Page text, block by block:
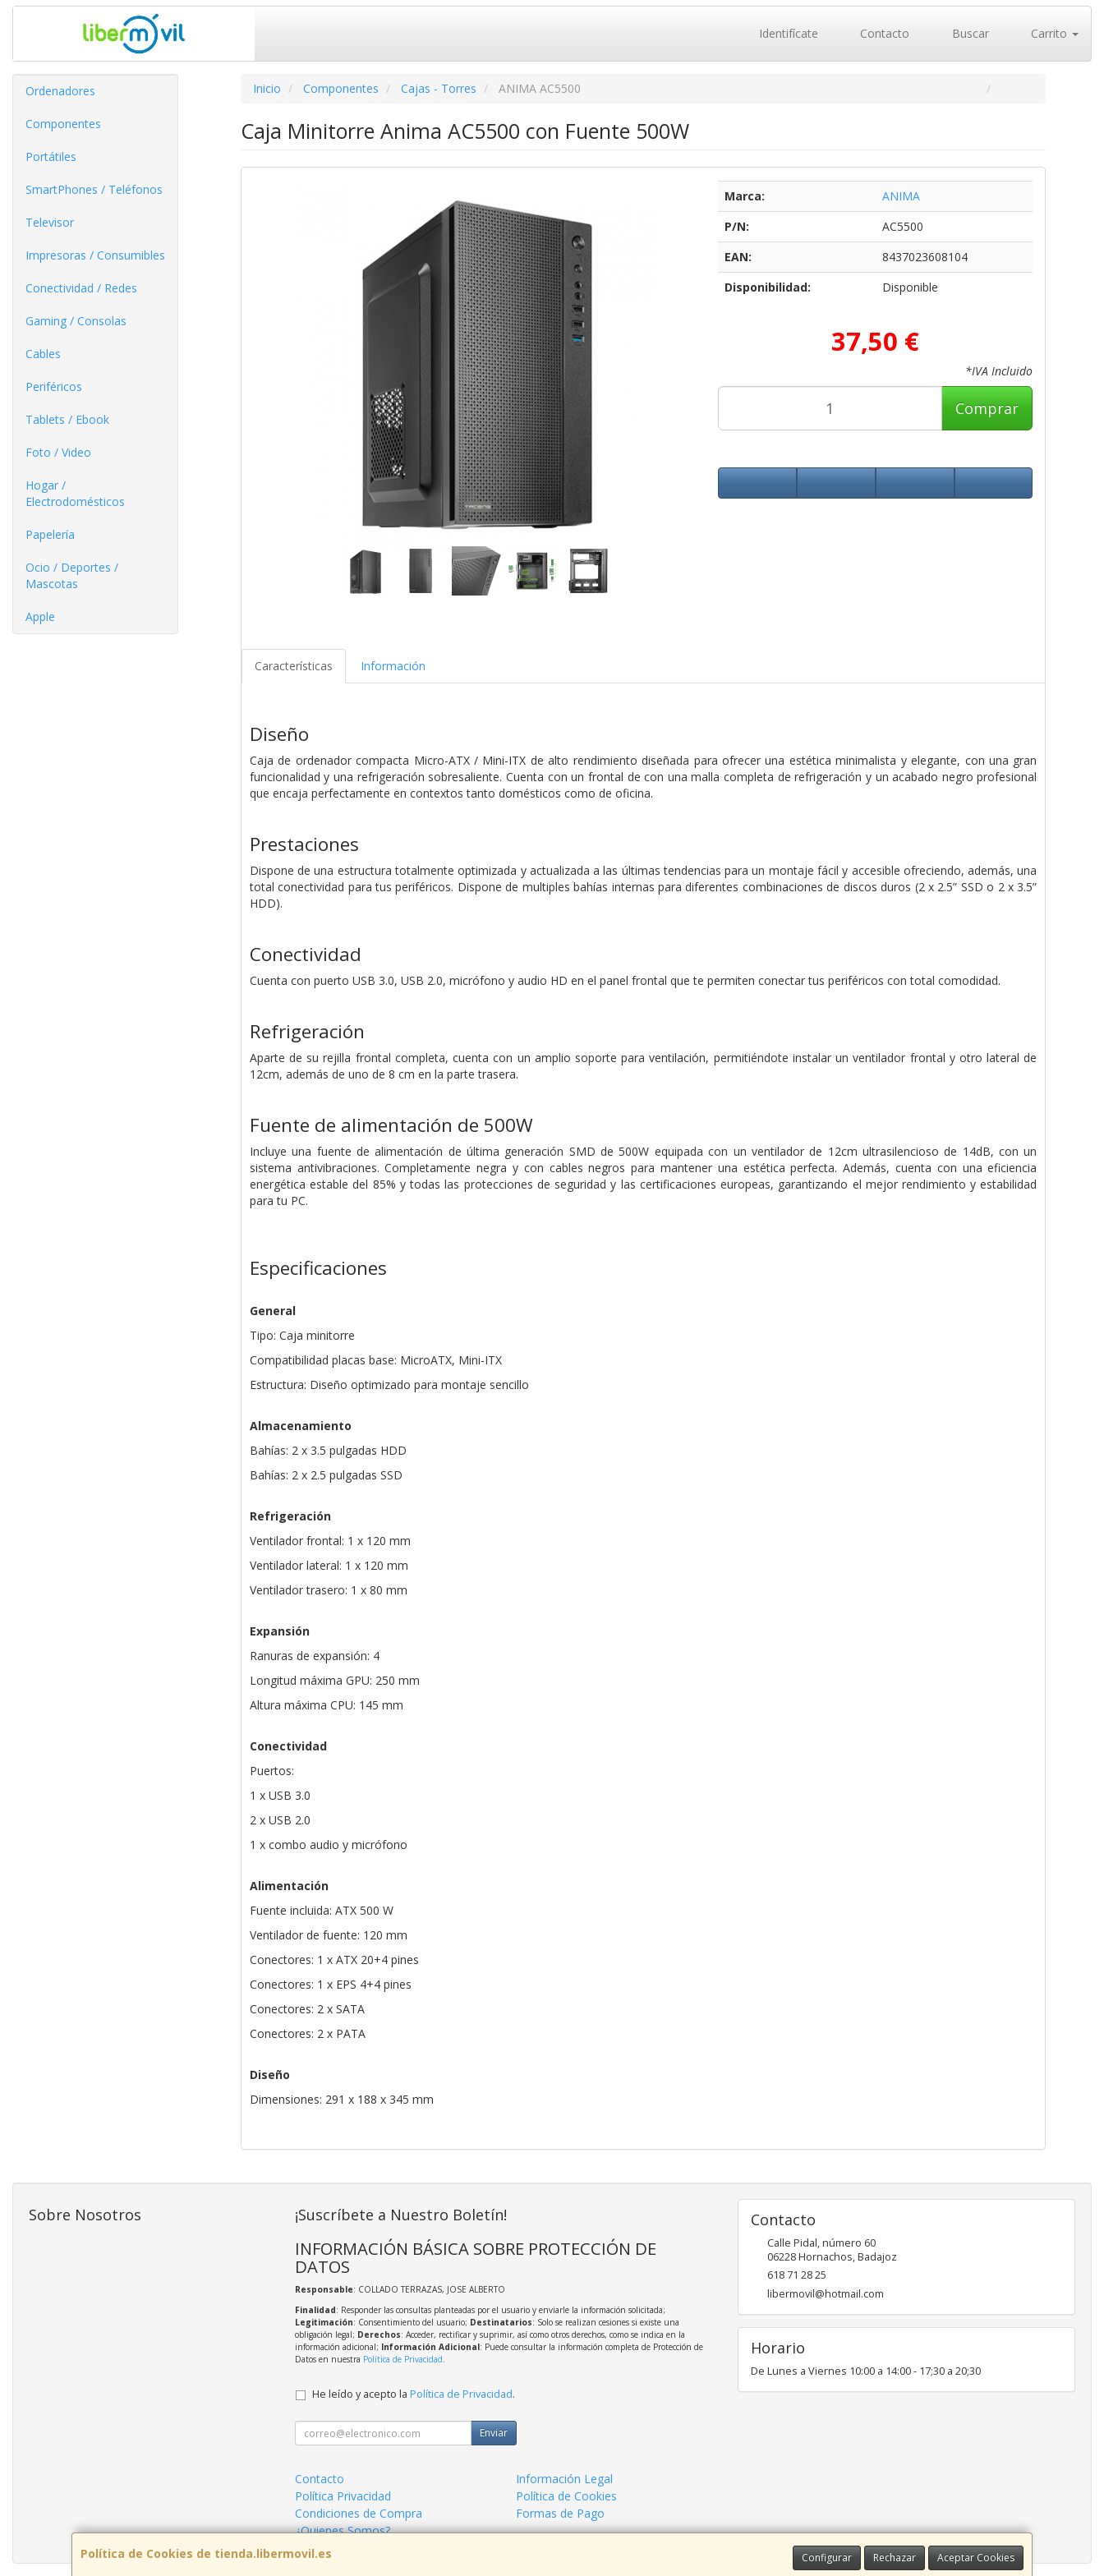
Identifícate Contacto Buscar Carrito
Ordenadores
Componentes
Portátiles
SmartPhones / Teléfonos
Televisor
Impresoras / Consumibles
Conectividad / Redes
Gaming / Consolas
Cables
Periféricos
Tablets / Ebook
Foto / Video
Hogar /
Electrodomésticos
Papelería
Ocio / Deportes /
Mascotas
Apple
Inicio Componentes Cajas - Torres ANIMA AC5500
Caja Minitorre Anima AC5500 con Fuente 500W
Marca:
ANIMA
P/N:
AC5500
EAN:
8437023608104
Disponibilidad:
Disponible
37,50 €
*IVA Incluido
Comprar
Características Información
Diseño
Caja de ordenador compacta Micro-ATX / Mini-ITX de alto rendimiento diseñada para ofrecer una estética minimalista y elegante, con una gran
funcionalidad y una refrigeración sobresaliente. Cuenta con un frontal de con una malla completa de refrigeración y un acabado negro profesional
que encaja perfectamente en contextos tanto domésticos como de oficina.
Prestaciones
Dispone de una estructura totalmente optimizada y actualizada a las últimas tendencias para un montaje fácil y accesible ofreciendo, además, una
total conectividad para tus periféricos. Dispone de multiples bahías internas para diferentes combinaciones de discos duros (2 x 2.5” SSD o 2 x 3.5”
HDD).
Conectividad
Cuenta con puerto USB 3.0, USB 2.0, micrófono y audio HD en el panel frontal que te permiten conectar tus periféricos con total comodidad.
Refrigeración
Aparte de su rejilla frontal completa, cuenta con un amplio soporte para ventilación, permitiéndote instalar un ventilador frontal y otro lateral de
12cm, además de uno de 8 cm en la parte trasera.
Fuente de alimentación de 500W
Incluye una fuente de alimentación de última generación SMD de 500W equipada con un ventilador de 12cm ultrasilencioso de 14dB, con un
sistema antivibraciones. Completamente negra y con cables negros para mantener una estética perfecta. Además, cuenta con una eficiencia
energética estable del 85% y todas las protecciones de seguridad y las certificaciones europeas, garantizando el mejor rendimiento y estabilidad
para tu PC.
Especificaciones
General
Tipo: Caja minitorre
Compatibilidad placas base: MicroATX, Mini-ITX
Estructura: Diseño optimizado para montaje sencillo
Almacenamiento
Bahías: 2 x 3.5 pulgadas HDD
Bahías: 2 x 2.5 pulgadas SSD
Refrigeración
Ventilador frontal: 1 x 120 mm
Ventilador lateral: 1 x 120 mm
Ventilador trasero: 1 x 80 mm
Expansión
Ranuras de expansión: 4
Longitud máxima GPU: 250 mm
Altura máxima CPU: 145 mm
Conectividad
Puertos:
1 x USB 3.0
2 x USB 2.0
1 x combo audio y micrófono
Alimentación
Fuente incluida: ATX 500 W
Ventilador de fuente: 120 mm
Conectores: 1 x ATX 20+4 pines
Conectores: 1 x EPS 4+4 pines
Conectores: 2 x SATA
Conectores: 2 x PATA
Diseño
Dimensiones: 291 x 188 x 345 mm
Política de Cookies de tienda.libermovil.es Configurar Rechazar Aceptar Cookies
Sobre Nosotros ¡Suscríbete a Nuestro Boletín!
INFORMACIÓN BÁSICA SOBRE PROTECCIÓN DE
DATOS
Responsable: COLLADO TERRAZAS, JOSE ALBERTO
Finalidad: Responder las consultas planteadas por el usuario y enviarle la información solicitada;
Legitimación: Consentimiento del usuario; Destinatarios: Solo se realizan cesiones si existe una
obligación legal; Derechos: Acceder, rectificar y suprimir, así como otros derechos, como se indica en la
información adicional; Información Adicional: Puede consultar la información completa de Protección de
Datos en nuestra Política de Privacidad.
He leído y acepto la Política de Privacidad.
Enviar
Contacto
Información Legal
Política Privacidad
Política de Cookies
Condiciones de Compra
Formas de Pago
¿Quienes Somos?
Contacto
Calle Pidal, número 60
06228Hornachos,Badajoz
618 71 28 25
libermovil@hotmail.com
Horario
De Lunes a Viernes 10:00 a 14:00 - 17;30 a 20;30